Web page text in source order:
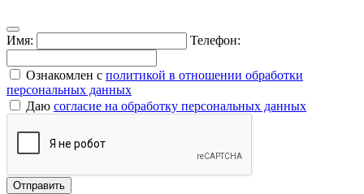
Имя: Телефон:
Ознакомлен с политикой в отношении обработки
персональных данных
Даю согласие на обработку персональных данных